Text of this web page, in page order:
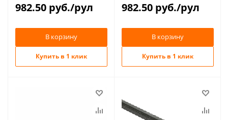
982.50 руб./рул
В корзину
Купить в 1 клик
982.50 руб./рул
В корзину
Купить в 1 клик